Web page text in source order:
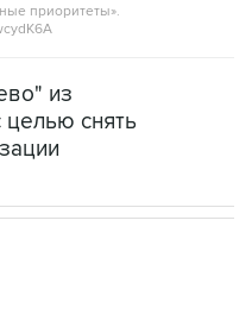
приоритеты».
из
целью снять